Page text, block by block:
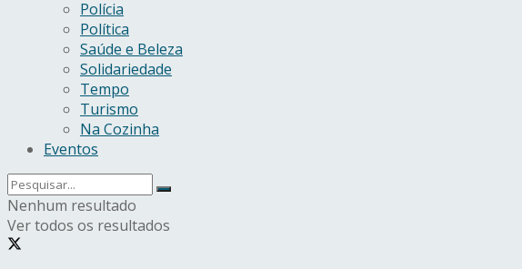
Polícia
Política
Saúde e Beleza
Solidariedade
Tempo
Turismo
Na Cozinha
Eventos
Nenhum resultado
Ver todos os resultados